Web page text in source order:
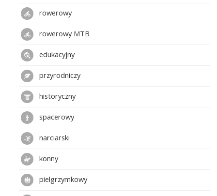
rowerowy
rowerowy MTB
edukacyjny
przyrodniczy
historyczny
spacerowy
narciarski
konny
pielgrzymkowy